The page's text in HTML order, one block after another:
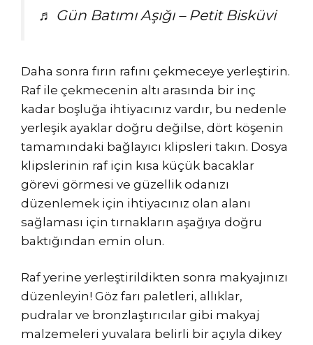
♬ Gün Batımı Aşığı – Petit Bisküvi
Daha sonra fırın rafını çekmeceye yerleştirin.
Raf ile çekmecenin altı arasında bir inç
kadar boşluğa ihtiyacınız vardır, bu nedenle
yerleşik ayaklar doğru değilse, dört köşenin
tamamındaki bağlayıcı klipsleri takın. Dosya
klipslerinin raf için kısa küçük bacaklar
görevi görmesi ve güzellik odanızı
düzenlemek için ihtiyacınız olan alanı
sağlaması için tırnakların aşağıya doğru
baktığından emin olun.
Raf yerine yerleştirildikten sonra makyajınızı
düzenleyin! Göz farı paletleri, allıklar,
pudralar ve bronzlaştırıcılar gibi makyaj
malzemeleri yuvalara belirli bir açıyla dikey